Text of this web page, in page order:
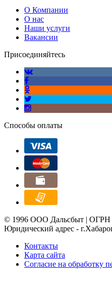
О Компании
О нас
Наши услуги
Вакансии
Присоединяйтесь
Способы оплаты
© 1996 ООО Дальсбыт | ОГРН
Юридический адрес -
Контакты
Карта сайта
Согласие на обработку